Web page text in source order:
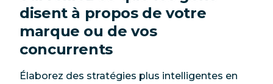
disent à propos de votre
marque ou de vos
concurrents
Élaborez des stratégies plus intelligentes en